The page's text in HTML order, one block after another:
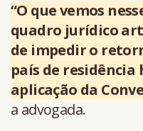
“O que vemos
quadro jurídico
de impedir o
país de
aplicação da
a advogada.